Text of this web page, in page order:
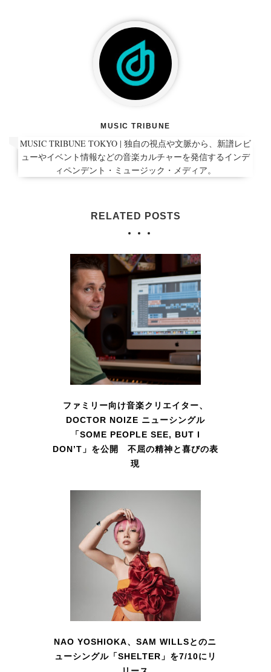
MUSIC TRIBUNE
MUSIC TRIBUNE TOKYO | 独自の視点や文脈から、新譜レビ
ューやイベント情報などの音楽カルチャーを発信するインデ
ィペンデント・ミュージック・メディア。
RELATED POSTS
ファミリー向け音楽クリエイター、
DOCTOR NOIZE ニューシングル
「SOME PEOPLE SEE, BUT I
DON’T」を公開 不屈の精神と喜びの表
現
NAO YOSHIOKA、SAM WILLSとのニ
ューシングル「SHELTER」を7/10にリ